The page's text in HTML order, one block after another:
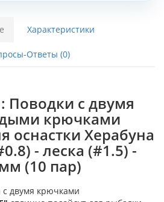
Характеристики
Ответы (0)
Поводки с двумя
крючками
оснастки Херабуна
- леска (#1.5) -
(10 пар)
с двумя крючками